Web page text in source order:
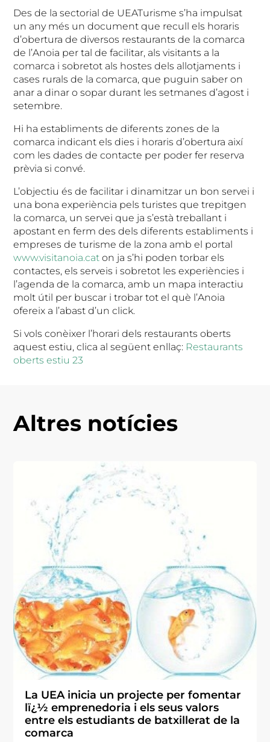
Des de la sectorial de UEATurisme s’ha impulsat
un any més un document que recull els horaris
d’obertura de diversos restaurants de la comarca
de l’Anoia per tal de facilitar, als visitants a la
comarca i sobretot als hostes dels allotjaments i
cases rurals de la comarca, que puguin saber on
anar a dinar o sopar durant les setmanes d’agost i
setembre.
Hi ha establiments de diferents zones de la
comarca indicant els dies i horaris d’obertura així
com les dades de contacte per poder fer reserva
prèvia si convé.
L’objectiu és de facilitar i dinamitzar un bon servei i
una bona experiència pels turistes que trepitgen
la comarca, un servei que ja s’està treballant i
apostant en ferm des dels diferents establiments i
empreses de turisme de la zona amb el portal
www.visitanoia.cat on ja s’hi poden torbar els
contactes, els serveis i sobretot les experiències i
l’agenda de la comarca, amb un mapa interactiu
molt útil per buscar i trobar tot el què l’Anoia
ofereix a l’abast d’un click.
Si vols conèixer l’horari dels restaurants oberts
aquest estiu, clica al següent enllaç: Restaurants
oberts estiu 23
Altres notícies
La UEA inicia un projecte per fomentar
lï¿½ emprenedoria i els seus valors
entre els estudiants de batxillerat de la
comarca